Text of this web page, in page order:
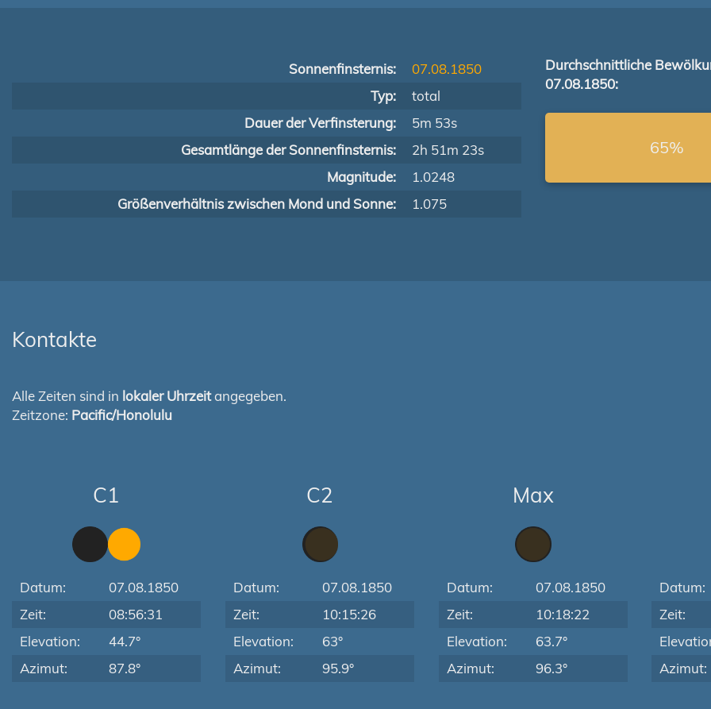
Sonnenfinsternis:
07.08.1850
Typ:
total
Dauer der Verfinsterung:
5m 53s
Gesamtlänge der Sonnenfinsternis:
2h 51m 23s
Magnitude:
1.0248
Größenverhältnis zwischen Mond und Sonne:
1.075
Durchschnittliche
07.08.1850:
65%
Kontakte
Alle Zeiten sind in lokaler Uhrzeitangegeben.
Zeitzone: Pacific/Honolulu
C1
Datum:
07.08.1850
Zeit:
08:56:31
Elevation:
44.7°
Azimut:
87.8°
C2
Datum:
07.08.1850
Zeit:
10:15:26
Elevation:
63°
Azimut:
95.9°
Max
Datum:
07.08.1850
Zeit:
10:18:22
Elevation:
63.7°
Azimut:
96.3°
Datum:
Zeit:
Azimut: